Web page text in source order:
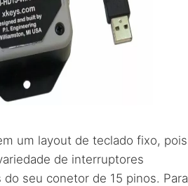
um layout de teclado fixo, pois
de interruptores
seu conetor de 15 pinos. Para